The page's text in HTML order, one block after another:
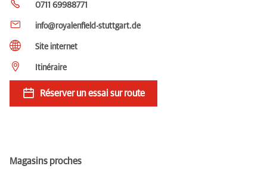
0711 69988771
info@royalenfield-stuttgart.de
Site internet
Itinéraire
Réserver un essai sur route
Magasins proches